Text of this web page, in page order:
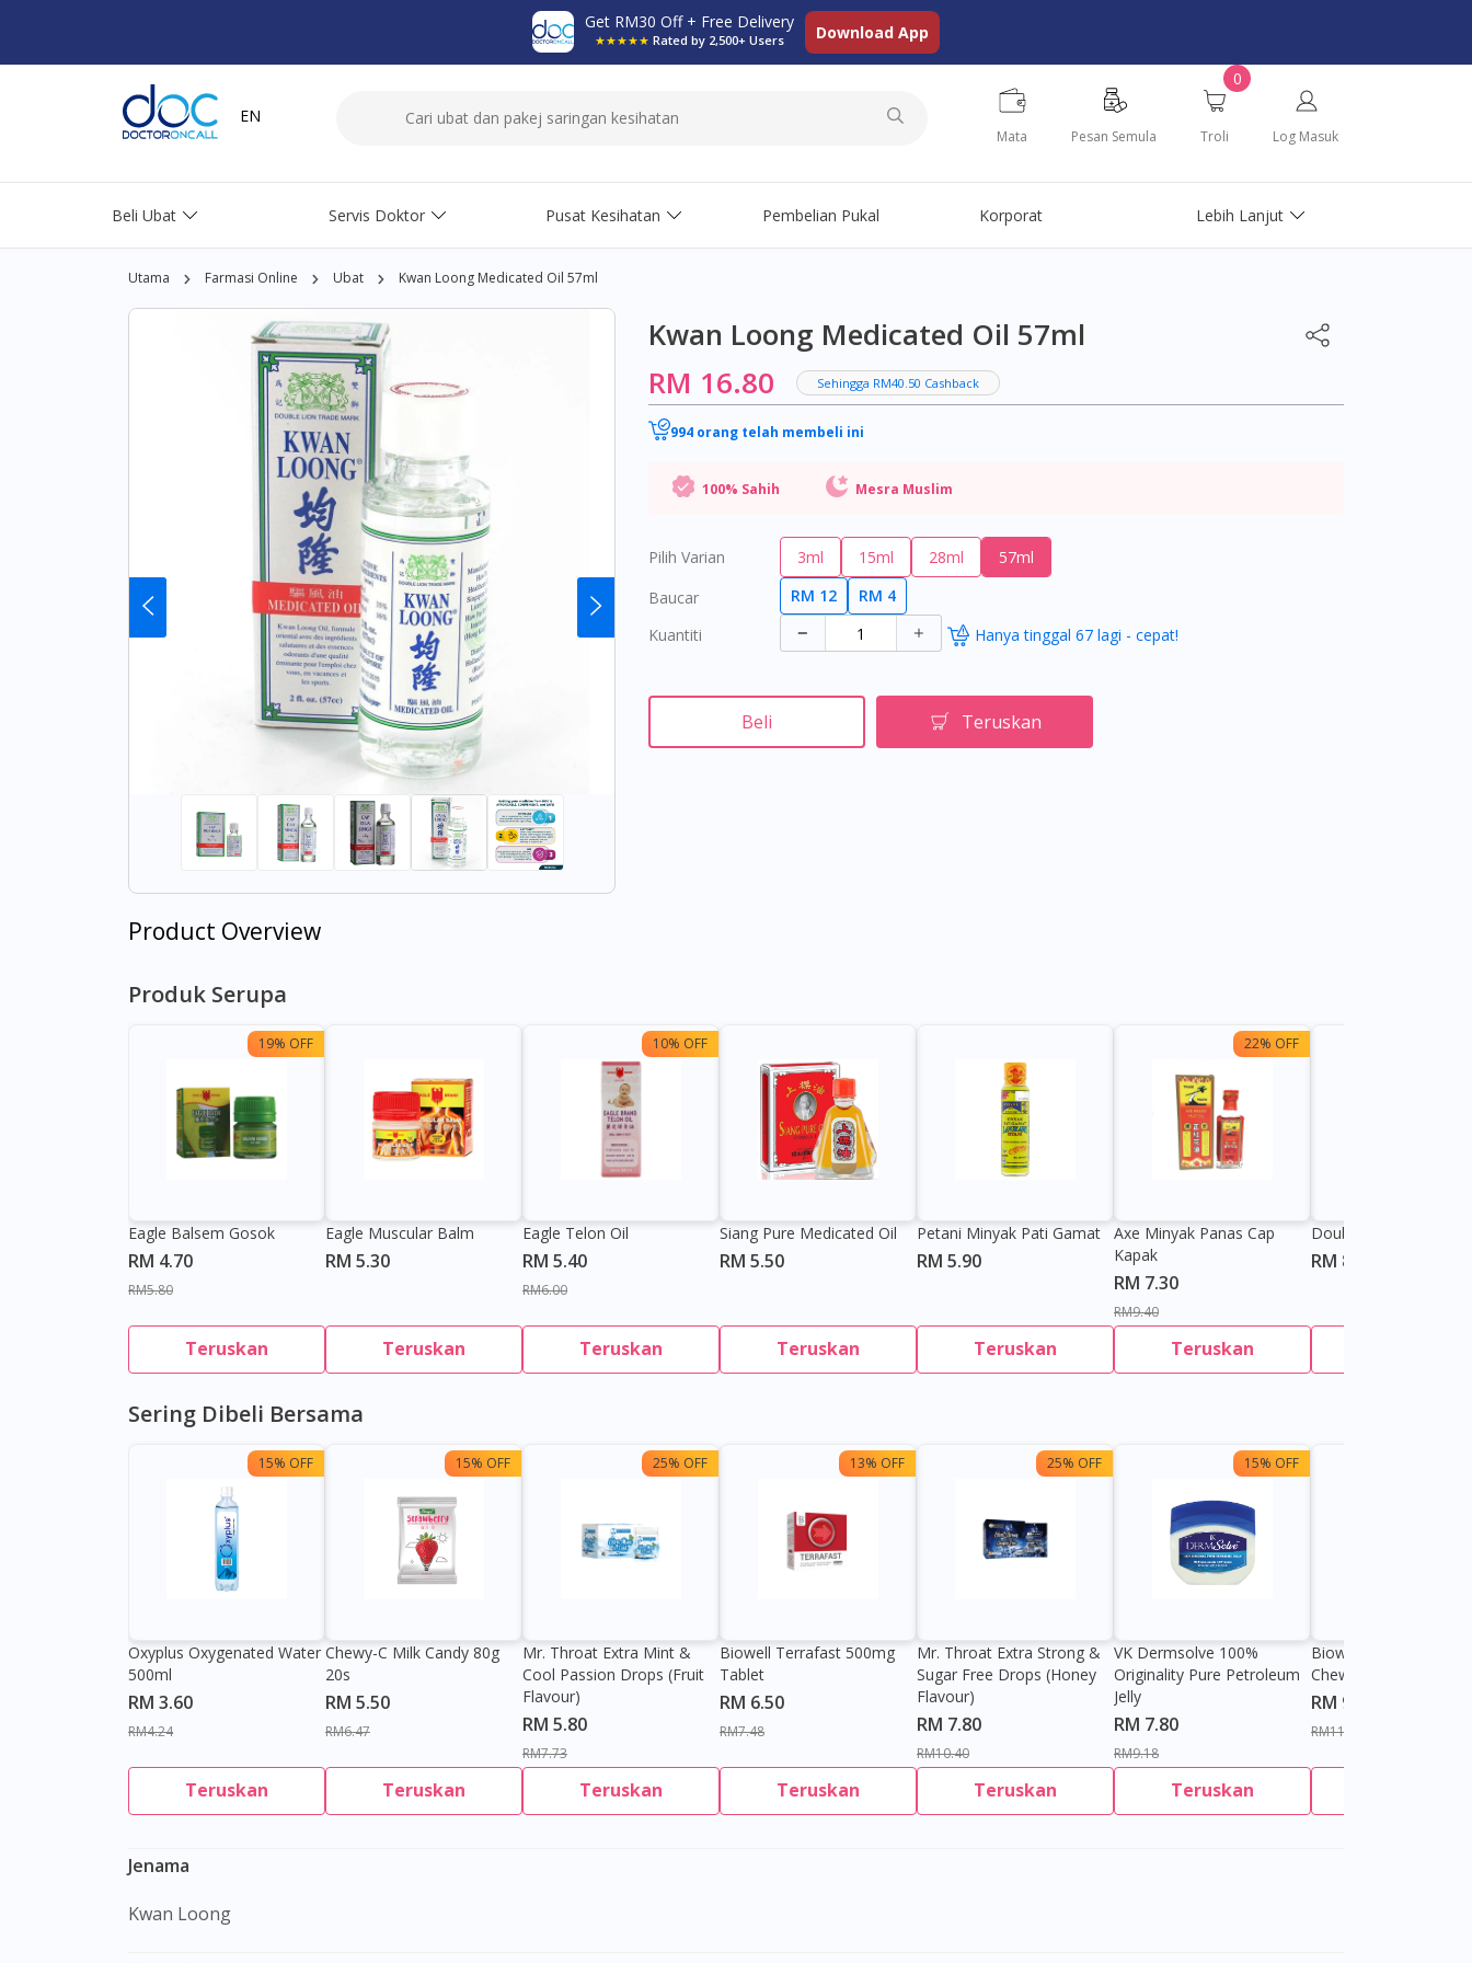
Get RM30 Off + Free Delivery
★★★★★ Rated by 2,500+ Users Download App
EN
Mata Pesan Semula
0
Troli Log Masuk
Beli Ubat Servis Doktor Pusat Kesihatan Pembelian Pukal Korporat Lebih Lanjut
Utama Farmasi Online Ubat Kwan Loong Medicated Oil 57ml
Kwan Loong Medicated Oil 57ml
RM 16.80
Sehingga RM40.50 Cashback
994 orang telah membeli ini
100% Sahih Mesra Muslim
Pilih Varian 3ml 15ml 28ml
57ml
Baucar
RM 12
RM 4
Kuantiti
Hanya tinggal 67 lagi - cepat!
Beli Teruskan
Product Overview
Produk Serupa
19% OFF
Eagle Balsem Gosok
RM 4.70
RM5.80
Teruskan
Eagle Muscular Balm
RM 5.30
Teruskan
10% OFF
Eagle Telon Oil
RM 5.40
RM6.00
Teruskan
Siang Pure Medicated Oil
RM 5.50
Teruskan
Petani Minyak Pati Gamat
RM 5.90
Teruskan
22% OFF
Axe Minyak Panas Cap
Kapak
RM 7.30
RM9.40
Teruskan
Double Prawn Herbal
RM 8.90
Sering Dibeli Bersama
15% OFF
Oxyplus Oxygenated Water
500ml
RM 3.60
RM4.24
Teruskan
15% OFF
Chewy-C Milk Candy 80g
20s
RM 5.50
RM6.47
Teruskan
25% OFF
Mr. Throat Extra Mint &
Cool Passion Drops (Fruit
Flavour)
RM 5.80
RM7.73
Teruskan
13% OFF
Biowell Terrafast 500mg
Tablet
RM 6.50
RM7.48
Teruskan
25% OFF
Mr. Throat Extra Strong &
Sugar Free Drops (Honey
Flavour)
RM 7.80
RM10.40
Teruskan
15% OFF
VK Dermsolve 100%
Originality Pure Petroleum
Jelly
RM 7.80
RM9.18
Teruskan
Biowell Zeero 200mg
Chewable Tablet
RM 9.80
RM11.27
Jenama
Kwan Loong